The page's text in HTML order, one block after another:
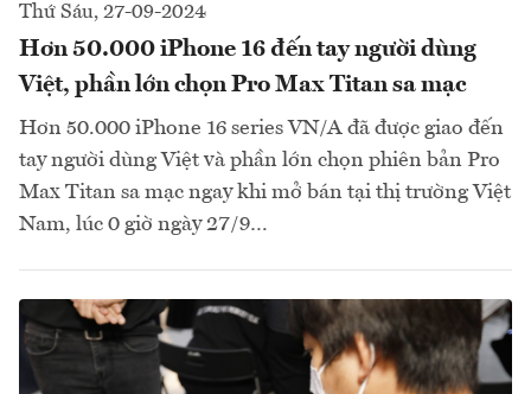
Thứ Sáu, 27-09-2024
Hơn 50.000 iPhone 16 đến tay người dùng
Việt, phần lớn chọn Pro Max Titan sa mạc
Hơn 50.000 iPhone 16 series VN/A đã được giao đến
tay người dùng Việt và phần lớn chọn phiên bản Pro
Max Titan sa mạc ngay khi mở bán tại thị trường Việt
Nam, lúc 0 giờ ngày 27/9…